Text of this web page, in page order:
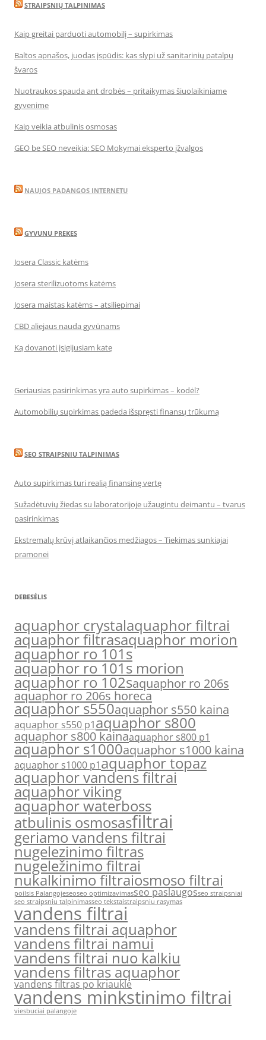
STRAIPSNIŲ TALPINIMAS
Kaip greitai parduoti automobilį – supirkimas
Baltos apnašos, juodas įspūdis: kas slypi už sanitarinių patalpų
švaros
Nuotraukos spauda ant drobės – pritaikymas šiuolaikiniame
gyvenime
Kaip veikia atbulinis osmosas
GEO be SEO neveikia: SEO Mokymai eksperto įžvalgos
NAUJOS PADANGOS INTERNETU
GYVUNU PREKES
Josera Classic katėms
Josera sterilizuotoms katėms
Josera maistas katėms – atsiliepimai
CBD aliejaus nauda gyvūnams
Ką dovanoti įsigijusiam katę
Geriausias pasirinkimas yra auto supirkimas – kodėl?
Automobilių supirkimas padeda išspręsti finansų trūkumą
SEO STRAIPSNIU TALPINIMAS
Auto supirkimas turi realią finansinę vertę
Sužadėtuvių žiedas su laboratorijoje užaugintu deimantu – tvarus
pasirinkimas
Ekstremalų krūvį atlaikančios medžiagos – Tiekimas sunkiajai
pramonei
DEBESĖLIS
aquaphor crystalaquaphor filtrai
aquaphor filtrasaquaphor morion
aquaphor ro 101s
aquaphor ro 101s morion
aquaphor ro 102saquaphor ro 206s
aquaphor ro 206s horeca
aquaphor s550aquaphor s550 kaina
aquaphor s550 p1aquaphor s800
aquaphor s800 kainaaquaphor s800 p1
aquaphor s1000aquaphor s1000 kaina
aquaphor s1000 p1aquaphor topaz
aquaphor vandens filtrai
aquaphor viking
aquaphor waterboss
atbulinis osmosasfiltrai
geriamo vandens filtrai
nugelezinimo filtras
nugeležinimo filtrai
nukalkinimo filtraiosmoso filtrai
poilsis Palangojeseoseo optimizavimasseo paslaugosseo straipsniai
seo straipsniu talpinimasseo tekstaistraipsniu rasymas
vandens filtrai
vandens filtrai aquaphor
vandens filtrai namui
vandens filtrai nuo kalkiu
vandens filtras aquaphor
vandens filtras po kriaukle
vandens minkstinimo filtrai
viesbuciai palangoje